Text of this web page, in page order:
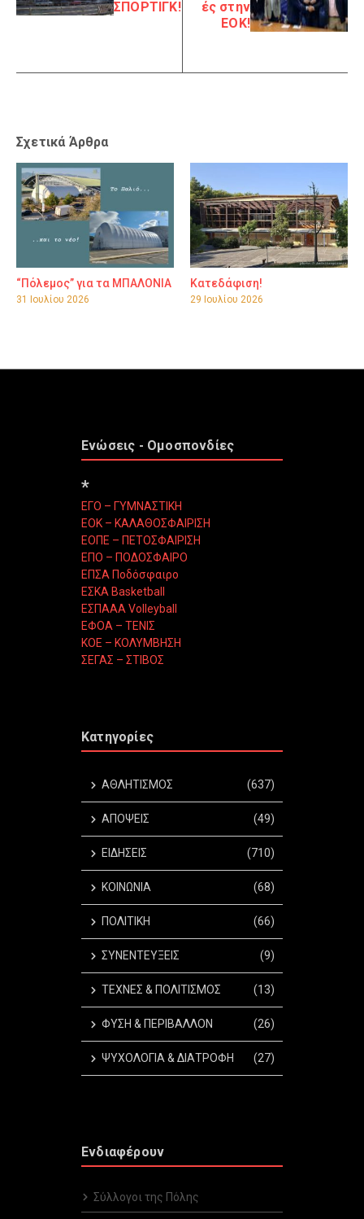
ΣΠΟΡΤΙΓΚ!
ές στην
ΕΟΚ!
Σχετικά Άρθρα
“Πόλεμος” για τα ΜΠΑΛΟΝΙΑ
31 Ιουλίου 2026
Κατεδάφιση!
29 Ιουλίου 2026
Ενώσεις - Ομοσπονδίες
*
ΕΓΟ – ΓΥΜΝΑΣΤΙΚΗ
ΕΟΚ – ΚΑΛΑΘΟΣΦΑΙΡΙΣΗ
ΕΟΠΕ – ΠΕΤΟΣΦΑΙΡΙΣΗ
ΕΠΟ – ΠΟΔΟΣΦΑΙΡΟ
ΕΠΣΑ Ποδόσφαιρο
ΕΣΚΑ Basketball
ΕΣΠΑΑΑ Volleyball
ΕΦΟΑ – ΤΕΝΙΣ
ΚΟΕ – ΚΟΛΥΜΒΗΣΗ
ΣΕΓΑΣ – ΣΤΙΒΟΣ
Κατηγορίες
ΑΘΛΗΤΙΣΜΟΣ (637)
ΑΠΟΨΕΙΣ (49)
ΕΙΔΗΣΕΙΣ (710)
ΚΟΙΝΩΝΙΑ (68)
ΠΟΛΙΤΙΚΗ (66)
ΣΥΝΕΝΤΕΥΞΕΙΣ (9)
ΤΕΧΝΕΣ & ΠΟΛΙΤΙΣΜΟΣ (13)
ΦΥΣΗ & ΠΕΡΙΒΑΛΛΟΝ (26)
ΨΥΧΟΛΟΓΙΑ & ΔΙΑΤΡΟΦΗ (27)
Ενδιαφέρουν
Σύλλογοι της Πόλης